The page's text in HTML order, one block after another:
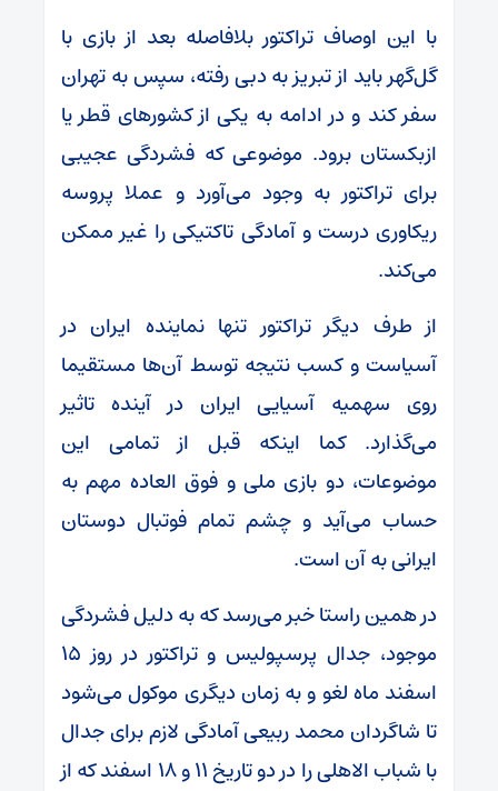
با این اوصاف تراکتور بلافاصله بعد از بازی با
گل‌گهر باید از تبریز به دبی رفته، سپس به تهران
سفر کند و در ادامه به یکی از کشورهای قطر یا
ازبکستان برود. موضوعی که فشردگی عجیبی
برای تراکتور به وجود می‌آورد و عملا پروسه
ریکاوری درست و آمادگی تاکتیکی را غیر ممکن
می‌کند.
از طرف دیگر تراکتور تنها نماینده ایران در
آسیاست و کسب نتیجه توسط آن‌ها مستقیما
روی سهمیه آسیایی ایران در آینده تاثیر
می‌گذارد. کما اینکه قبل از تمامی این
موضوعات، دو بازی ملی و فوق العاده مهم به
حساب می‌آید و چشم تمام فوتبال دوستان
ایرانی به آن است.
در همین راستا خبر می‌رسد که به دلیل فشردگی
موجود، جدال پرسپولیس و تراکتور در روز ۱۵
اسفند ماه لغو و به زمان دیگری موکول می‌شود
تا شاگردان محمد ربیعی آمادگی لازم برای جدال
با شباب الاهلی را در دو تاریخ ۱۱ و ۱۸ اسفند که از